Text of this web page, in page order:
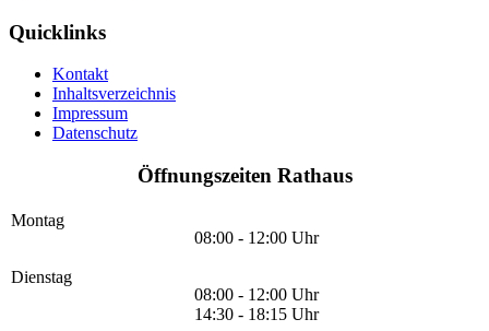
Quicklinks
Kontakt
Inhaltsverzeichnis
Impressum
Datenschutz
Öffnungszeiten Rathaus
Montag
08:00 - 12:00 Uhr
Dienstag
08:00 - 12:00 Uhr
14:30 - 18:15 Uhr